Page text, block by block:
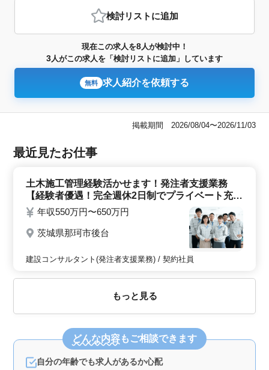
検討リスト に追加
現在この求人を8人が検討中！
3人がこの求人を「検討リストに追加」しています
無料 求人紹介を依頼する
掲載期間 2026/08/04〜2026/11/03
最近見たお仕事
土木施工管理経験活かせます！発注者支援業務
【経験者優遇！完全週休2日制でプライベート充実
◎】年収550万円〜650万円
茨城県那珂市後台
建設コンサルタント(発注者支援業務) / 契約社員
もっと見る
どんな内容もご相談できます
自分の年齢でも求人があるか心配